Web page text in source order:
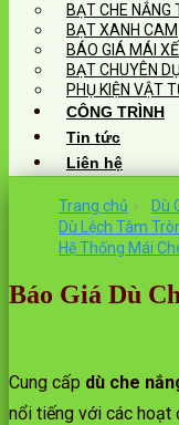
BẠT CHE NẮNG
BẠT XANH CAM
BÁO GIÁ MÁI
BẠT CHUYÊN
PHỤ KIỆN VẬT
CÔNG TRÌNH
Tin tức
Liên hệ
Trang chủ › Dù
Dù Lệch Tâm
Hệ Thống Mái
Báo Giá Dù
Cung cấp dù che
nổi tiếng với các hoạt